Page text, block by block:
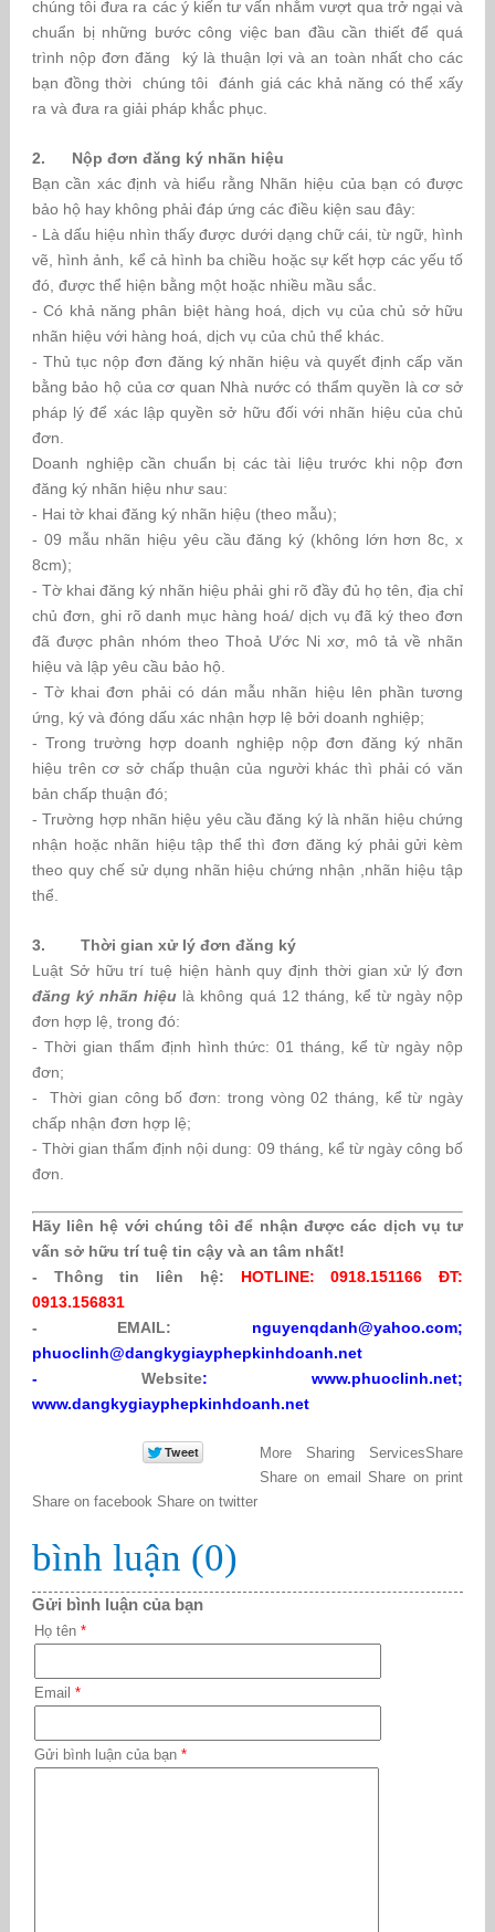
chúng tôi đưa ra các ý kiến tư vấn nhằm vượt qua trở ngại và
chuẩn bị những bước công việc ban đầu cần thiết để quá
trình nộp đơn đăng ký là thuận lợi và an toàn nhất cho các
bạn đồng thời chúng tôi đánh giá các khả năng có thể xấy
ra và đưa ra giải pháp khắc phục.
2. Nộp đơn đăng ký nhãn hiệu
Bạn cần xác định và hiểu rằng Nhãn hiệu của bạn có được
bảo hộ hay không phải đáp ứng các điều kiện sau đây:
- Là dấu hiệu nhìn thấy được dưới dạng chữ cái, từ ngữ, hình
vẽ, hình ảnh, kể cả hình ba chiều hoặc sự kết hợp các yếu tố
đó, được thể hiện bằng một hoặc nhiều mầu sắc.
- Có khả năng phân biệt hàng hoá, dịch vụ của chủ sở hữu
nhãn hiệu với hàng hoá, dịch vụ của chủ thể khác.
- Thủ tục nộp đơn đăng ký nhãn hiệu và quyết định cấp văn
bằng bảo hộ của cơ quan Nhà nước có thẩm quyền là cơ sở
pháp lý để xác lập quyền sở hữu đối với nhãn hiệu của chủ
đơn.
Doanh nghiệp cần chuẩn bị các tài liệu trước khi nộp đơn
đăng ký nhãn hiệu như sau:
- Hai tờ khai đăng ký nhãn hiệu (theo mẫu);
- 09 mẫu nhãn hiệu yêu cầu đăng ký (không lớn hơn 8c, x
8cm);
- Tờ khai đăng ký nhãn hiệu phải ghi rõ đầy đủ họ tên, địa chỉ
chủ đơn, ghi rõ danh mục hàng hoá/ dịch vụ đã ký theo đơn
đã được phân nhóm theo Thoả Ước Ni xơ, mô tả về nhãn
hiệu và lập yêu cầu bảo hộ.
- Tờ khai đơn phải có dán mẫu nhãn hiệu lên phần tương
ứng, ký và đóng dấu xác nhận hợp lệ bởi doanh nghiệp;
- Trong trường hợp doanh nghiệp nộp đơn đăng ký nhãn
hiệu trên cơ sở chấp thuận của người khác thì phải có văn
bản chấp thuận đó;
- Trường hợp nhãn hiệu yêu cầu đăng ký là nhãn hiệu chứng
nhận hoặc nhãn hiệu tập thể thì đơn đăng ký phải gửi kèm
theo quy chế sử dụng nhãn hiệu chứng nhận ,nhãn hiệu tập
thể.
3. Thời gian xử lý đơn đăng ký
Luật Sở hữu trí tuệ hiện hành quy định thời gian xử lý đơn
đăng ký nhãn hiệu là không quá 12 tháng, kể từ ngày nộp
đơn hợp lệ, trong đó:
- Thời gian thẩm định hình thức: 01 tháng, kể từ ngày nộp
đơn;
- Thời gian công bố đơn: trong vòng 02 tháng, kể từ ngày
chấp nhận đơn hợp lệ;
- Thời gian thẩm định nội dung: 09 tháng, kể từ ngày công bố
đơn.
Hãy liên hệ với chúng tôi để nhận được các dịch vụ tư
vấn sở hữu trí tuệ tin cậy và an tâm nhất!
- Thông tin liên hệ: HOTLINE: 0918.151166 ĐT:
0913.156831
- EMAIL: nguyenqdanh@yahoo.com;
phuoclinh@dangkygiayphepkinhdoanh.net
-Website: www.phuoclinh.net;
www.dangkygiayphepkinhdoanh.net
More Sharing ServicesShare
Share on email Share on print
Share on facebook Share on twitter
bình luận (0)
Gửi bình luận của bạn
Họ tên *
Email *
Gửi bình luận của bạn *